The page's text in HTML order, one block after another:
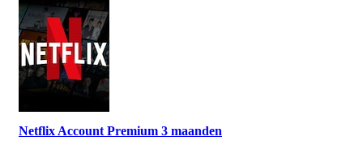
Netflix Account Premium 3 maanden